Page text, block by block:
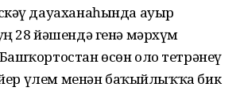
дауаханаһында ауыр
28 йәшендә генә мәрхүм
өсөн оло тетрәнеү
үлем менән баҡыйлыҡҡа бик